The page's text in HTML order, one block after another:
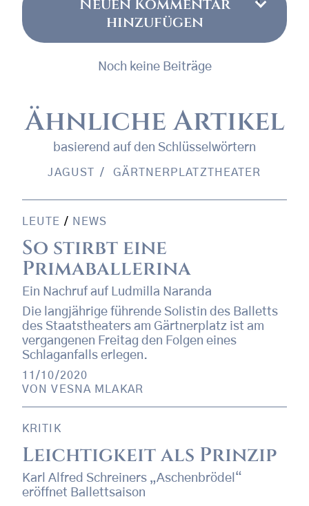
Neuen Kommentar
hinzufügen
Noch keine Beiträge
Ähnliche Artikel
basierend auf den Schlüsselwörtern
JAGUST GÄRTNERPLATZTHEATER
LEUTE / NEWS
So stirbt eine
Primaballerina
Ein Nachruf auf Ludmilla Naranda
Die langjährige führende Solistin des Balletts
des Staatstheaters am Gärtnerplatz ist am
vergangenen Freitag den Folgen eines
Schlaganfalls erlegen.
11/10/2020
VONVESNA MLAKAR
KRITIK
Leichtigkeit als Prinzip
Karl Alfred Schreiners „Aschenbrödel“
eröffnet Ballettsaison